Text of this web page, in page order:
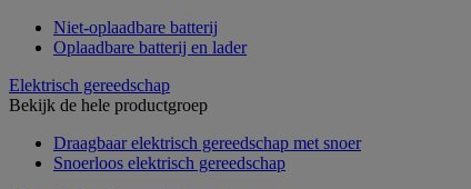
Niet-oplaadbare batterij
Oplaadbare batterij en lader
Elektrisch gereedschap
Bekijk de hele productgroep
Draagbaar elektrisch gereedschap met snoer
Snoerloos elektrisch gereedschap